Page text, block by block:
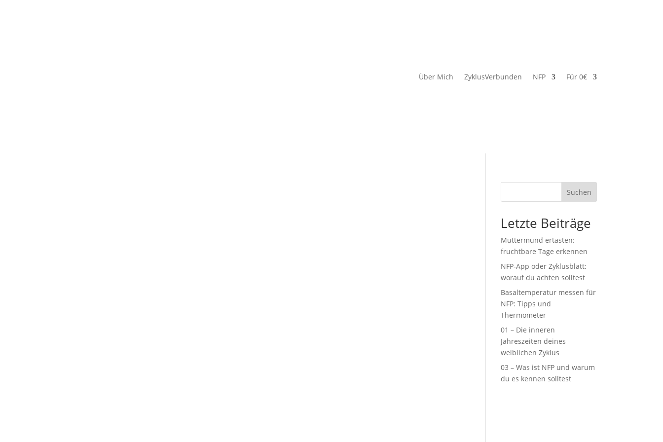
Über Mich ZyklusVerbunden NFP Für 0€
Suchen
Letzte Beiträge
Muttermund ertasten:
fruchtbare Tage erkennen
NFP-App oder Zyklusblatt:
worauf du achten solltest
Basaltemperatur messen für
NFP: Tipps und
Thermometer
01 – Die inneren
Jahreszeiten deines
weiblichen Zyklus
03 – Was ist NFP und warum
du es kennen solltest